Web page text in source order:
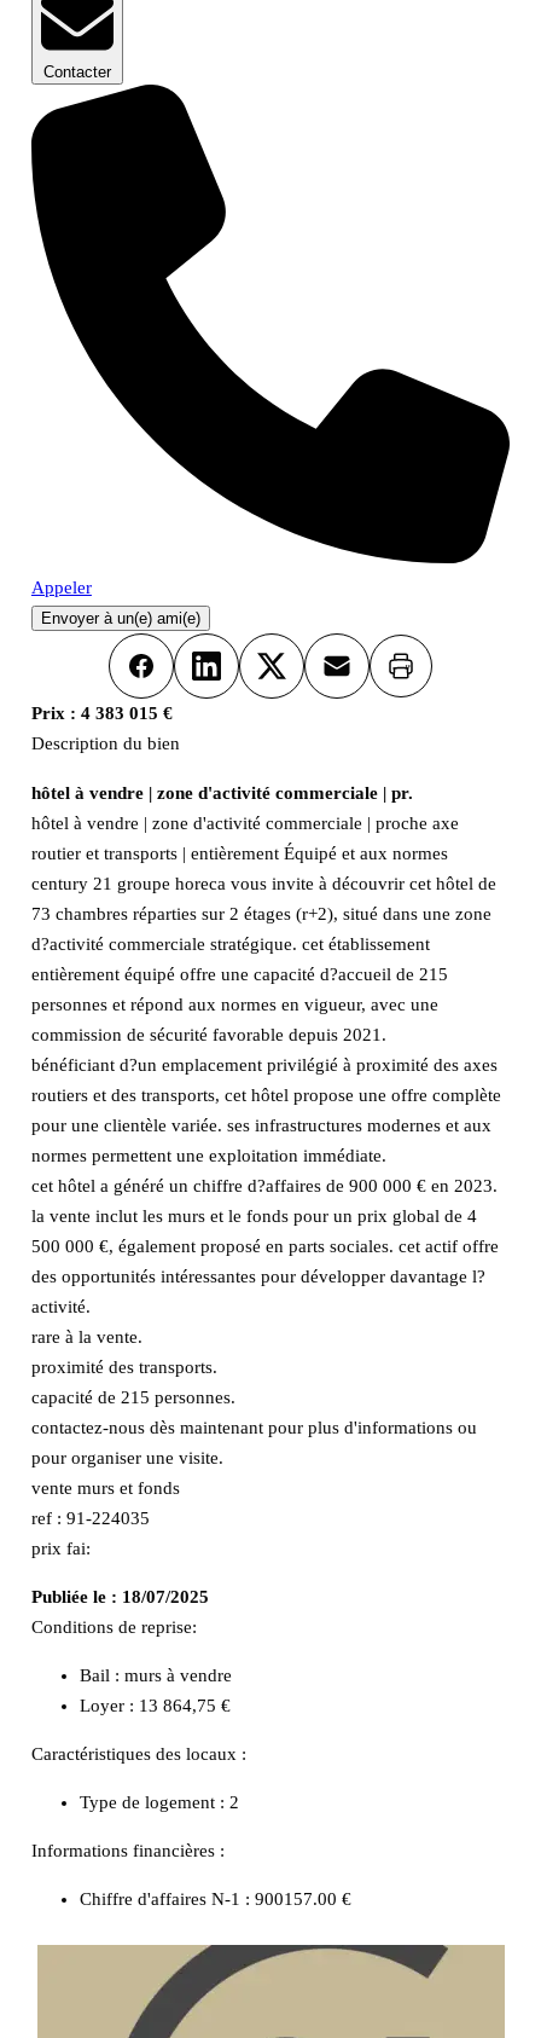
Contacter
Appeler
Envoyer à un(e) ami(e)
FacebookLinkedInX Email Imprimer
Prix : 4 383 015 €
Description du bien
hôtel à vendre | zone d'activité commerciale | pr.
hôtel à vendre | zone d'activité commerciale | proche axe
routier et transports | entièrement Équipé et aux normes
century 21 groupe horeca vous invite à découvrir cet hôtel de
73 chambres réparties sur 2 étages (r+2), situé dans une zone
d?activité commerciale stratégique. cet établissement
entièrement équipé offre une capacité d?accueil de 215
personnes et répond aux normes en vigueur, avec une
commission de sécurité favorable depuis 2021.
bénéficiant d?un emplacement privilégié à proximité des axes
routiers et des transports, cet hôtel propose une offre complète
pour une clientèle variée. ses infrastructures modernes et aux
normes permettent une exploitation immédiate.
cet hôtel a généré un chiffre d?affaires de 900 000 € en 2023.
la vente inclut les murs et le fonds pour un prix global de 4
500 000 €, également proposé en parts sociales. cet actif offre
des opportunités intéressantes pour développer davantage l?
activité.
rare à la vente.
proximité des transports.
capacité de 215 personnes.
contactez-nous dès maintenant pour plus d'informations ou
pour organiser une visite.
vente murs et fonds
ref : 91-224035
prix fai:
Publiée le : 18/07/2025
Conditions de reprise:
Bail : murs à vendre
Loyer : 13 864,75 €
Caractéristiques des locaux :
Type de logement : 2
Informations financières :
Chiffre d'affaires N-1 : 900157.00 €